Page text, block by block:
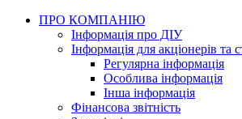
ПРО КОМПАНІЮ
Інформація про ДІУ
Інформація для акціонерів та
Регулярна інформація
Особлива інформація
Інша інформація
Фінансова звітність